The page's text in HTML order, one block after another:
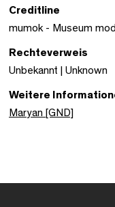
Creditline
mumok - Museum
Rechteverweis
Unbekannt | Unknown
Weitere
Maryan [GND]